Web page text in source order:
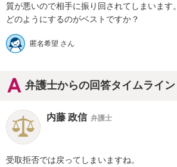
質が悪いので相手に振り回されてしまいます。
匿名希望 さん
弁護士からの回答タイムライン
内藤 政信 弁護士
受取拒否では戻ってしまいますね。